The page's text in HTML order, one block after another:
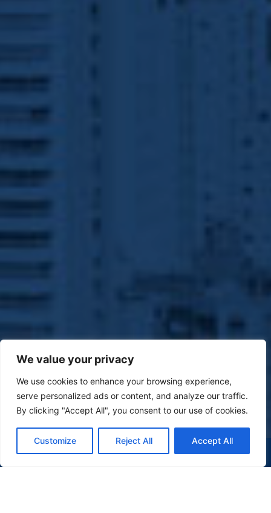
We value your privacy
We use cookies to enhance your browsing experience,
serve personalized ads or content, and analyze our traffic.
By clicking "Accept All", you consent to our use of cookies.
Customize Reject All Accept All
(47) 9 9977-7630